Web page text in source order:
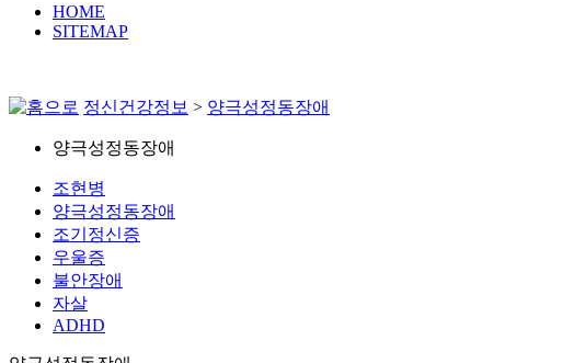
HOME
SITEMAP
정신건강정보 > 양극성정동장애
양극성정동장애
조현병
양극성정동장애
조기정신증
우울증
불안장애
자살
ADHD